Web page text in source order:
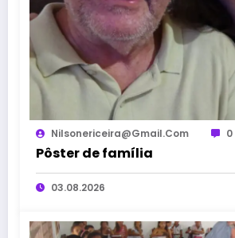
Nilsonericeira@gmail.com 0
Pôster de família
03.08.2026